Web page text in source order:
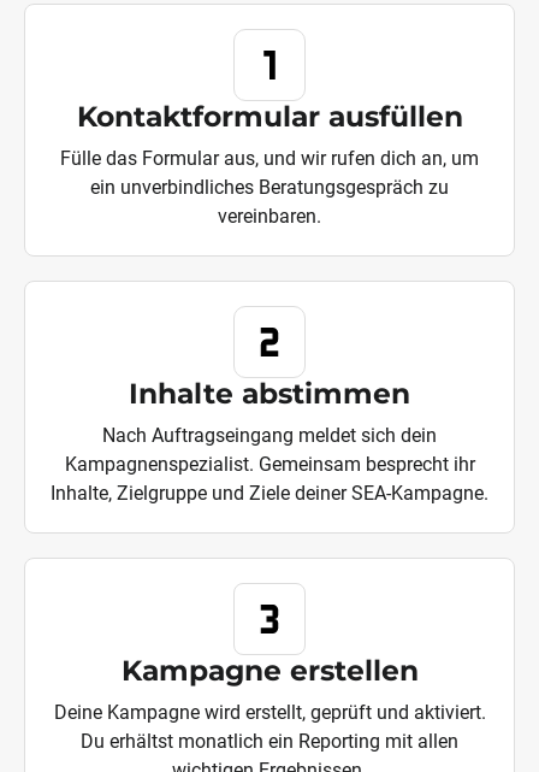
Kontaktformular ausfüllen
Fülle das Formular aus, und wir rufen dich an, um
ein unverbindliches Beratungsgespräch zu
vereinbaren.
Inhalte abstimmen
Nach Auftragseingang meldet sich dein
Kampagnenspezialist. Gemeinsam besprecht ihr
Inhalte, Zielgruppe und Ziele deiner SEA-Kampagne.
Kampagne erstellen
Deine Kampagne wird erstellt, geprüft und aktiviert.
Du erhältst monatlich ein Reporting mit allen